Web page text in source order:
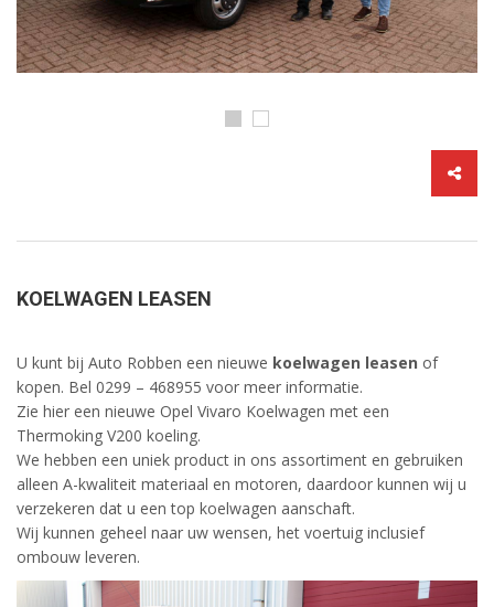
KOELWAGEN LEASEN
U kunt bij Auto Robben een nieuwe koelwagen leasen of
kopen. Bel 0299 – 468955 voor meer informatie.
Zie hier een nieuwe Opel Vivaro Koelwagen met een
Thermoking V200 koeling.
We hebben een uniek product in ons assortiment en gebruiken
alleen A-kwaliteit materiaal en motoren, daardoor kunnen wij u
verzekeren dat u een top koelwagen aanschaft.
Wij kunnen geheel naar uw wensen, het voertuig inclusief
ombouw leveren.